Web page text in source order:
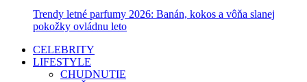
Trendy letné parfumy 2026: Banán, kokos a vôňa slanej
pokožky ovládnu leto
CELEBRITY
LIFESTYLE
CHUDNUTIE